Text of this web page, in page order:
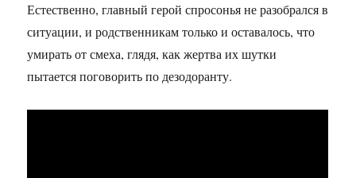
Естественно, главный герой спросонья не разобрался в
ситуации, и родственникам только и оставалось, что
умирать от смеха, глядя, как жертва их шутки
пытается поговорить по дезодоранту.